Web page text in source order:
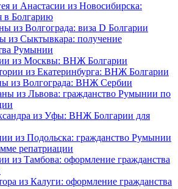
и Анастасии из Новосибирска:
в Болгарию
из Волгограда: виза D Болгарии
из Сыктывкара: получение
Румынии
из Москвы: ВНЖ Болгарии
из Екатеринбурга: ВНЖ Болгарии
из Волгограда: ВНЖ Сербии
из Львова: гражданство Румынии по
из Уфы: ВНЖ Болгарии для
из Подольска: гражданство Румынии
репатриации
из Тамбова: оформление гражданства
из Калуги: оформление гражданства